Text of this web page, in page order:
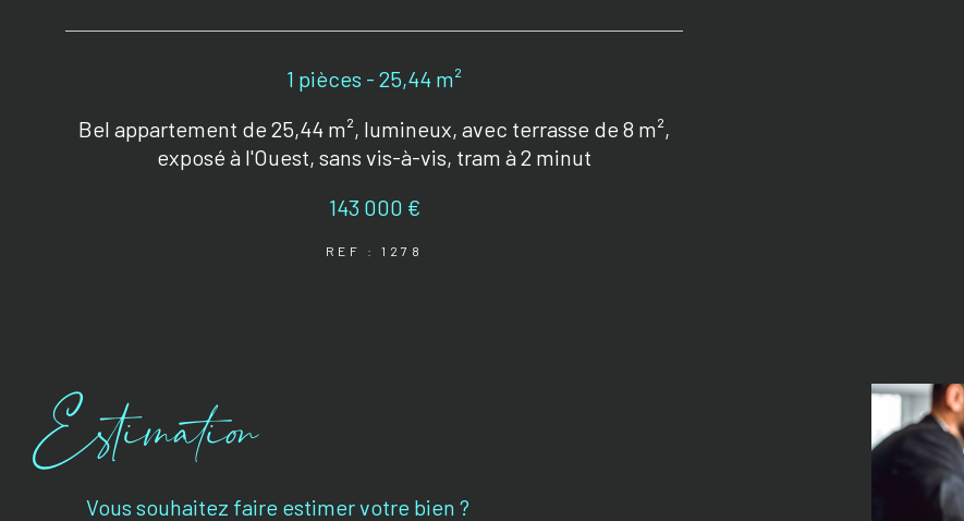
1 pièces - 25,44 m²
Bel appartement de 25,44 m², lumineux, avec terrasse de 8 m²,
exposé à l'Ouest, sans vis-à-vis, tram à 2 minut
143 000 €
REF : 1278
Estimation
Vous souhaitez faire estimer votre bien ?